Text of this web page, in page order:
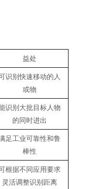
益处
识别快速移动的人
或物
识别大批目标人物
的同时进出
足工业可靠性和鲁
棒性
根据不同应用要求
灵活调整识别距离